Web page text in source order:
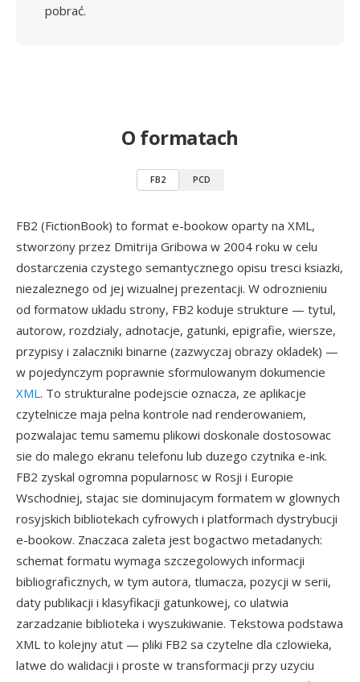
pobrać.
O formatach
FB2 PCD
FB2 (FictionBook) to format e-bookow oparty na XML,
stworzony przez Dmitrija Gribowa w 2004 roku w celu
dostarczenia czystego semantycznego opisu tresci ksiazki,
niezaleznego od jej wizualnej prezentacji. W odroznieniu
od formatow ukladu strony, FB2 koduje strukture — tytul,
autorow, rozdzialy, adnotacje, gatunki, epigrafie, wiersze,
przypisy i zalaczniki binarne (zazwyczaj obrazy okladek) —
w pojedynczym poprawnie sformulowanym dokumencie
XML. To strukturalne podejscie oznacza, ze aplikacje
czytelnicze maja pelna kontrole nad renderowaniem,
pozwalajac temu samemu plikowi doskonale dostosowac
sie do malego ekranu telefonu lub duzego czytnika e-ink.
FB2 zyskal ogromna popularnosc w Rosji i Europie
Wschodniej, stajac sie dominujacym formatem w glownych
rosyjskich bibliotekach cyfrowych i platformach dystrybucji
e-bookow. Znaczaca zaleta jest bogactwo metadanych:
schemat formatu wymaga szczegolowych informacji
bibliograficznych, w tym autora, tlumacza, pozycji w serii,
daty publikacji i klasyfikacji gatunkowej, co ulatwia
zarzadzanie biblioteka i wyszukiwanie. Tekstowa podstawa
XML to kolejny atut — pliki FB2 sa czytelne dla czlowieka,
latwe do walidacji i proste w transformacji przy uzyciu